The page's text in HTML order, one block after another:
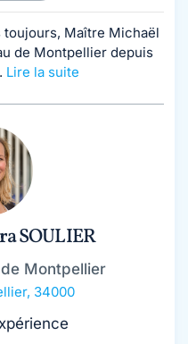
toujours, Maître Michaël
de Montpellier depuis
Lire la suite
SOULIER
Montpellier
34000